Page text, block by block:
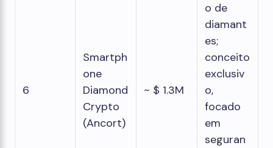
6
Smartph
one
Diamond
Crypto
(Ancort)
~ $ 1.3M
o de
diamant
es;
conceito
exclusiv
o,
focado
em
seguran